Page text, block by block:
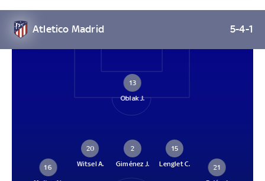
Atletico Madrid 5-4-1
13
Oblak J.
16
20
Witsel A.
2
Giménez J.
15
Lenglet C.
21